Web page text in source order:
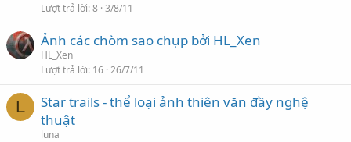
Lượt trả lời 8 3/8/11
Ảnh các chòm sao chụp bởi HL_Xen
HL_Xen
Lượt trả lời 16 26/7/11
L
Star trails - thể loại ảnh thiên văn đầy nghệ
thuật
luna